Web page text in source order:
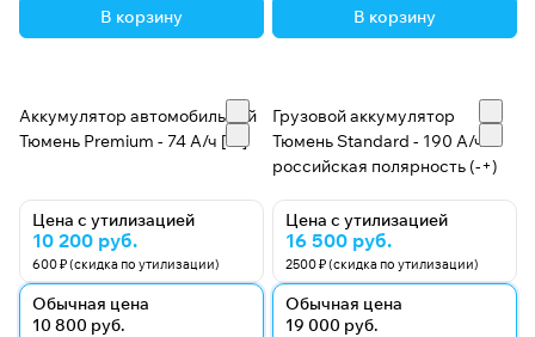
В корзину В корзину
Аккумулятор автомобильный
Тюмень Premium - 74 А/ч [-+]
Цена с утилизацией
10 200 руб.
600 ₽ (скидка по утилизации)
Обычная цена
10 800 руб.
Грузовой аккумулятор
Тюмень Standard - 190 А/ч
российская полярность (-+)
Цена с утилизацией
16 500 руб.
2500 ₽ (скидка по утилизации)
Обычная цена
19 000 руб.